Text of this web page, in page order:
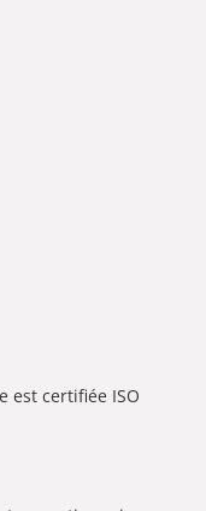
est certifiée ISO